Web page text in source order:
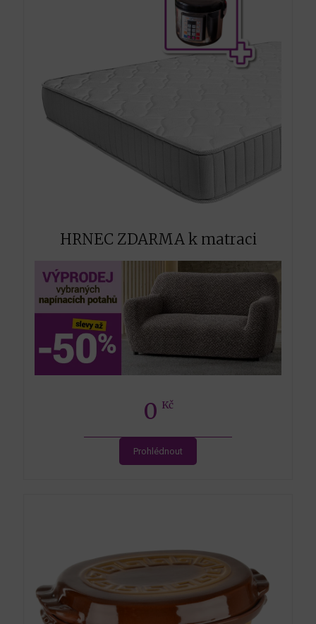
HRNEC ZDARMA k matraci
0 Kč
Prohlédnout